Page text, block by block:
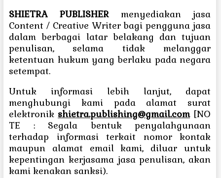
SHIETRA PUBLISHER menyediakan jasa
Content / Creative Writer bagi pengguna jasa
dalam berbagai latar belakang dan tujuan
penulisan, selama tidak melanggar
ketentuan hukum yang berlaku pada negara
setempat.
Untuk informasi lebih lanjut, dapat
menghubungi kami pada alamat surat
elektronik shietra.publishing@gmail.com[NO
TE : Segala bentuk penyalahgunaan
terhadap informasi terkait nomor kontak
maupun alamat email kami, diluar untuk
kepentingan kerjasama jasa penulisan, akan
kami kenakan sanksi).